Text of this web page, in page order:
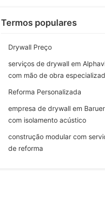
Termos populares
Drywall Preço
serviços de drywall em
com mão de obra
Reforma Personalizada
empresa de drywall em
com isolamento acústico
construção modular com
de reforma